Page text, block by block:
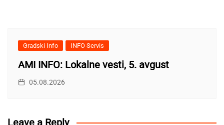
Gradski Info INFO Servis
AMI INFO: Lokalne vesti, 5. avgust
05.08.2026